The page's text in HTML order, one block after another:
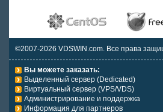
©2007-2026 VDSWIN.com. Все права
Вы можете заказать:
Выделенный сервер (Dedicated)
Виртуальный сервер (VPS/VDS)
Администрирование и поддержка
Информация для партнеров